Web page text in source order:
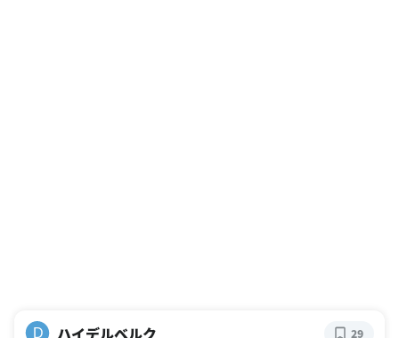
D ハイデルベルク 29